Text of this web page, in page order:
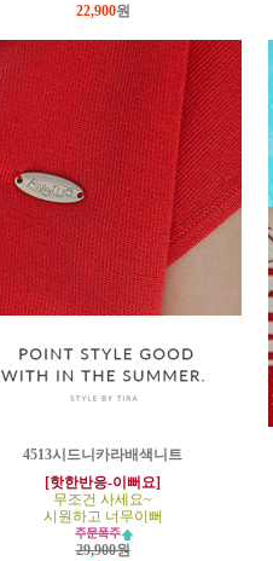
22,900원
4513시드니카라배색니트
[핫한반응-이뻐요]
무조건 사세요~
시원하고 너무이뻐
29,900원